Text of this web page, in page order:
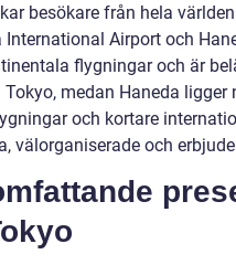
besökare från hela
International Airport och
flygningar och är
Tokyo, medan Haneda
och kortare
välorganiserade och